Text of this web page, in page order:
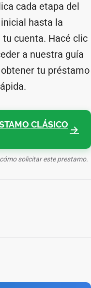
cada etapa del
hasta la
cuenta. Hacé clic
a nuestra guía
tu préstamo
CLÁSICO
solicitar este prestamo.